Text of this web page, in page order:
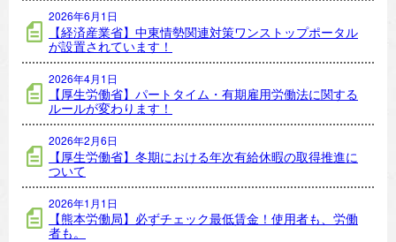
2026年6月1日
【経済産業省】中東情勢関連対策ワンストップポータル
が設置されています！
2026年4月1日
【厚生労働省】パートタイム・有期雇用労働法に関する
ルールが変わります！
2026年2月6日
【厚生労働省】冬期における年次有給休暇の取得推進に
ついて
2026年1月1日
【熊本労働局】必ずチェック最低賃金！使用者も、労働
者も。